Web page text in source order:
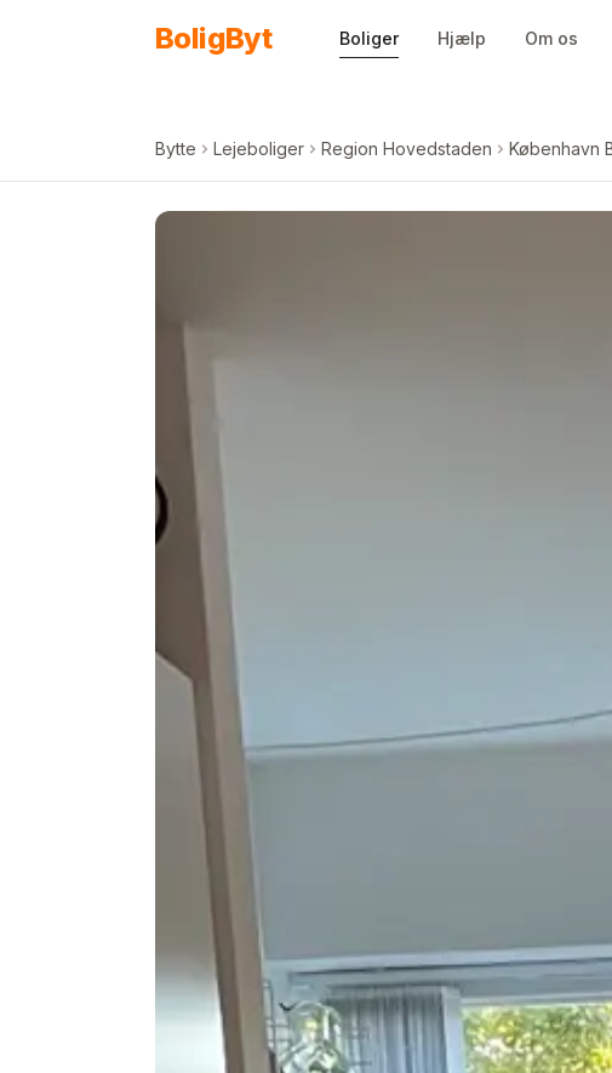
BoligByt Boliger Hjælp Om os
Bytte Lejeboliger Region Hovedstaden København